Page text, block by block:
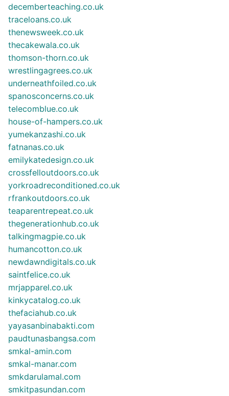
decemberteaching.co.uk
traceloans.co.uk
thenewsweek.co.uk
thecakewala.co.uk
thomson-thorn.co.uk
wrestlingagrees.co.uk
underneathfoiled.co.uk
spanosconcerns.co.uk
telecomblue.co.uk
house-of-hampers.co.uk
yumekanzashi.co.uk
fatnanas.co.uk
emilykatedesign.co.uk
crossfelloutdoors.co.uk
yorkroadreconditioned.co.uk
rfrankoutdoors.co.uk
teaparentrepeat.co.uk
thegenerationhub.co.uk
talkingmagpie.co.uk
humancotton.co.uk
newdawndigitals.co.uk
saintfelice.co.uk
mrjapparel.co.uk
kinkycatalog.co.uk
thefaciahub.co.uk
yayasanbinabakti.com
paudtunasbangsa.com
smkal-amin.com
smkal-manar.com
smkdarulamal.com
smkitpasundan.com